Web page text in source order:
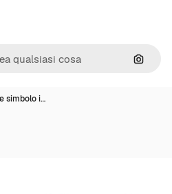
Cerca
simbolo i…